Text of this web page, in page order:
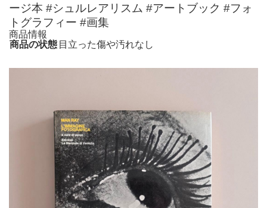
ージ本 #シュルレアリスム #アートブック #フォ
トグラフィー #画集
商品情報
商品の状態 目立った傷や汚れなし